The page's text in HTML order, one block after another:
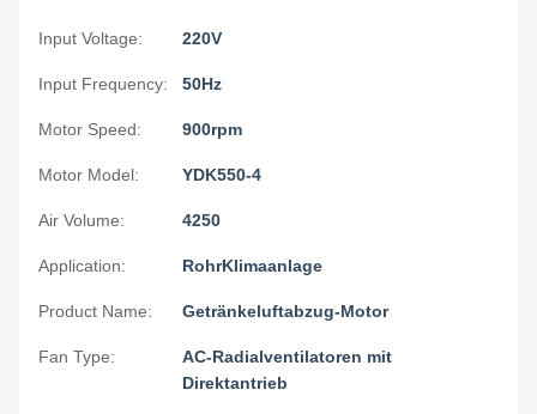
Input Voltage: 220V
Input Frequency: 50Hz
Motor Speed: 900rpm
Motor Model: YDK550-4
Air Volume: 4250
Application: RohrKlimaanlage
Product Name: Getränkeluftabzug-Motor
Fan Type:
AC-Radialventilatoren mit
Direktantrieb